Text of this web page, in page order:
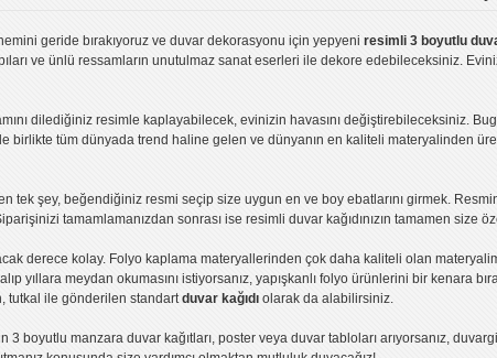
geride bırakıyoruz ve duvar dekorasyonu için yepyeni resimli 3 boyutlu
ve ünlü ressamların unutulmaz sanat eserleri ile dekore edebileceksiniz.
dilediğiniz resimle kaplayabilecek, evinizin havasını değiştirebileceksiniz.
birlikte tüm dünyada trend haline gelen ve dünyanın en kaliteli materyalinden
tek şey, beğendiğiniz resmi seçip size uygun en ve boy ebatlarını girmek.
tamamlamanızdan sonrası ise resimli duvar kağıdınızın tamamen size
derece kolay. Folyo kaplama materyallerinden çok daha kaliteli olan
yıllara meydan okumasını istiyorsanız, yapışkanlı folyo ürünlerini bir kenara
tutkal ile gönderilen standartduvar kağıdı olarak da alabilirsiniz.
3 boyutlu manzara duvar kağıtları, poster veya duvar tabloları arıyorsanız,